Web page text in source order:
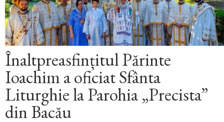
Înaltpreasfințitul Părinte
Ioachim a oficiat Sfânta
Liturghie la Parohia „Precista”
din Bacău